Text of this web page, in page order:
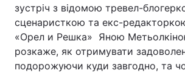
зустріч з відомою тревел-
сценаристкою та екс-
«Орел и Решка» Яною
розкаже, як отримувати
подорожуючи куди завгодно, та